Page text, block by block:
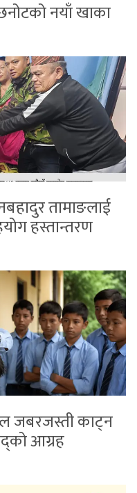
नयाँ खाका
तामाङलाई
हस्तान्तरण
जबरजस्ती काट्न
आग्रह